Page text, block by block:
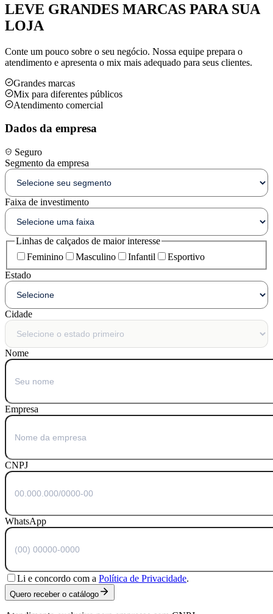
LEVE GRANDES MARCAS PARA SUA
LOJA
Conte um pouco sobre o seu negócio. Nossa equipe prepara o
atendimento e apresenta o mix mais adequado para seus clientes.
Grandes marcas
Mix para diferentes públicos
Atendimento comercial
Dados da empresa
Seguro
Segmento da empresa
Faixa de investimento
Linhas de calçados de maior interesse
Feminino
Masculino Infantil
Esportivo
Estado
Cidade
Nome
Empresa
CNPJ
WhatsApp
Li e concordo com a Política de Privacidade.
Quero receber o catálogo